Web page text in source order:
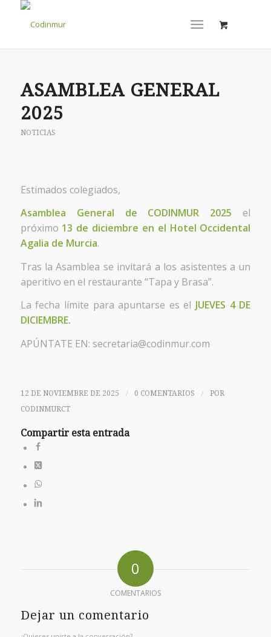
ASAMBLEA GENERAL
2025
NOTICIAS
Estimados colegiados,
Asamblea General de CODINMUR 2025 el
próximo 13 de diciembre en el Hotel Occidental
Agalia de Murcia.
Tras la Asamblea se invitará a los asistentes a un
aperitivo en el restaurante “Tapa y Brasa”.
La fecha límite para apuntarse es el JUEVES 4 DE
DICIEMBRE.
APÚNTATE EN: secretaria@codinmur.com
12 DE NOVIEMBRE DE 2025 / 0 COMENTARIOS /
POR
CODINMURCT
Compartir esta entrada
0
COMENTARIOS
Dejar un comentario